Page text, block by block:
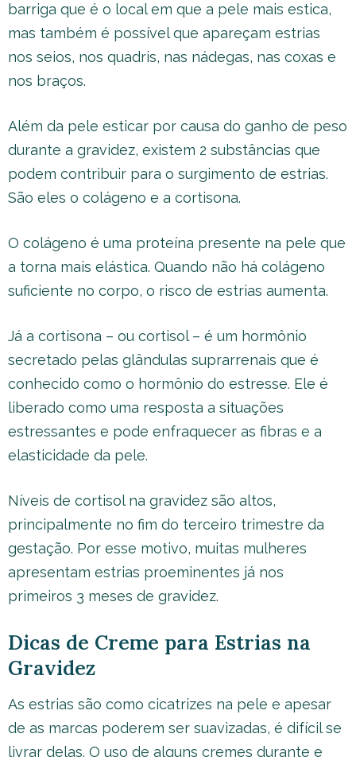
barriga que é o local em que a pele mais estica,
mas também é possível que apareçam estrias
nos seios, nos quadris, nas nádegas, nas coxas e
nos braços.
Além da pele esticar por causa do ganho de peso
durante a gravidez, existem 2 substâncias que
podem contribuir para o surgimento de estrias.
São eles o colágeno e a cortisona.
O colágeno é uma proteína presente na pele que
a torna mais elástica. Quando não há colágeno
suficiente no corpo, o risco de estrias aumenta.
Já a cortisona – ou cortisol – é um hormônio
secretado pelas glândulas suprarrenais que é
conhecido como o hormônio do estresse. Ele é
liberado como uma resposta a situações
estressantes e pode enfraquecer as fibras e a
elasticidade da pele.
Níveis de cortisol na gravidez são altos,
principalmente no fim do terceiro trimestre da
gestação. Por esse motivo, muitas mulheres
apresentam estrias proeminentes já nos
primeiros 3 meses de gravidez.
Dicas de Creme para Estrias na
Gravidez
As estrias são como cicatrizes na pele e apesar
de as marcas poderem ser suavizadas, é difícil se
livrar delas. O uso de alguns cremes durante e